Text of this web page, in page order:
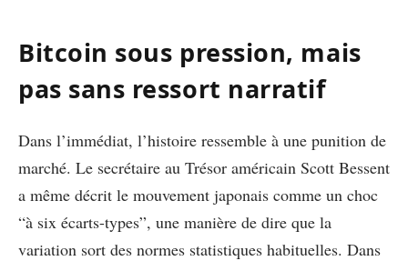
Bitcoin sous pression, mais
pas sans ressort narratif
Dans l’immédiat, l’histoire ressemble à une punition de
marché. Le secrétaire au Trésor américain Scott Bessent
a même décrit le mouvement japonais comme un choc
“à six écarts-types”, une manière de dire que la
variation sort des normes statistiques habituelles. Dans